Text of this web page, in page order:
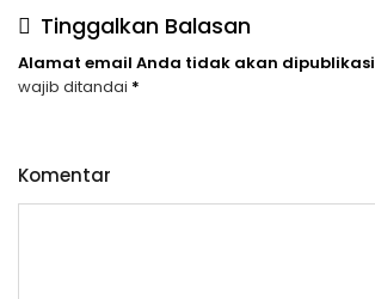
Tinggalkan Balasan
Alamat email Anda tidak akan
wajib ditandai *
Komentar